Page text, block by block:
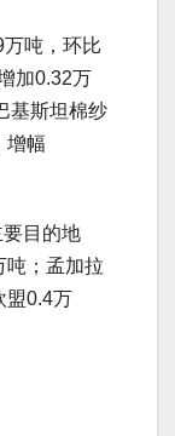
吨，环比
加0.32万
基斯坦棉纱
增幅
目的地
吨；孟加拉
盟0.4万